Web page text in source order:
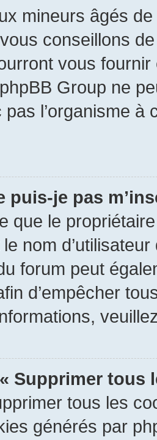
mineurs âgés
conseillons
vous
Group ne
pas l’organisme
puis-je pas
que le
nom
forum peut
d’empêcher
Supprimer tous
tous les
générés par